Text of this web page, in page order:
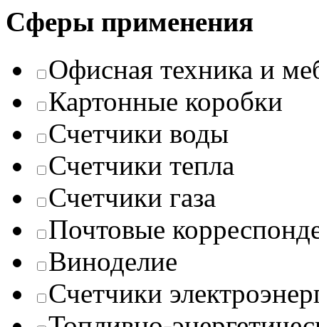
Сферы применения
Офисная техника и
Картонные коробки
Счетчики воды
Счетчики тепла
Счетчики газа
Почтовые
Виноделие
Счетчики